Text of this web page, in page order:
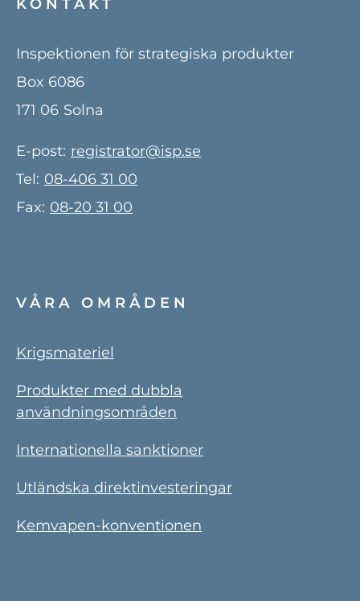
KONTAKT
Inspektionen för strategiska produkter
Box 6086
171 06 Solna
E-post: registrator@isp.se
Tel: 08-406 31 00
Fax: 08-20 31 00
VÅRA OMRÅDEN
Krigsmateriel
Produkter med dubbla
användningsområden
Internationella sanktioner
Utländska direktinvesteringar
Kemvapen-konventionen